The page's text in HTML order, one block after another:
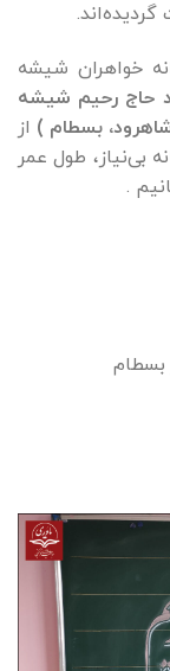
­خواهران شیشه
حاج رحیم شیشه
بسطام ) از
بی‌نیاز، طول عمر
.